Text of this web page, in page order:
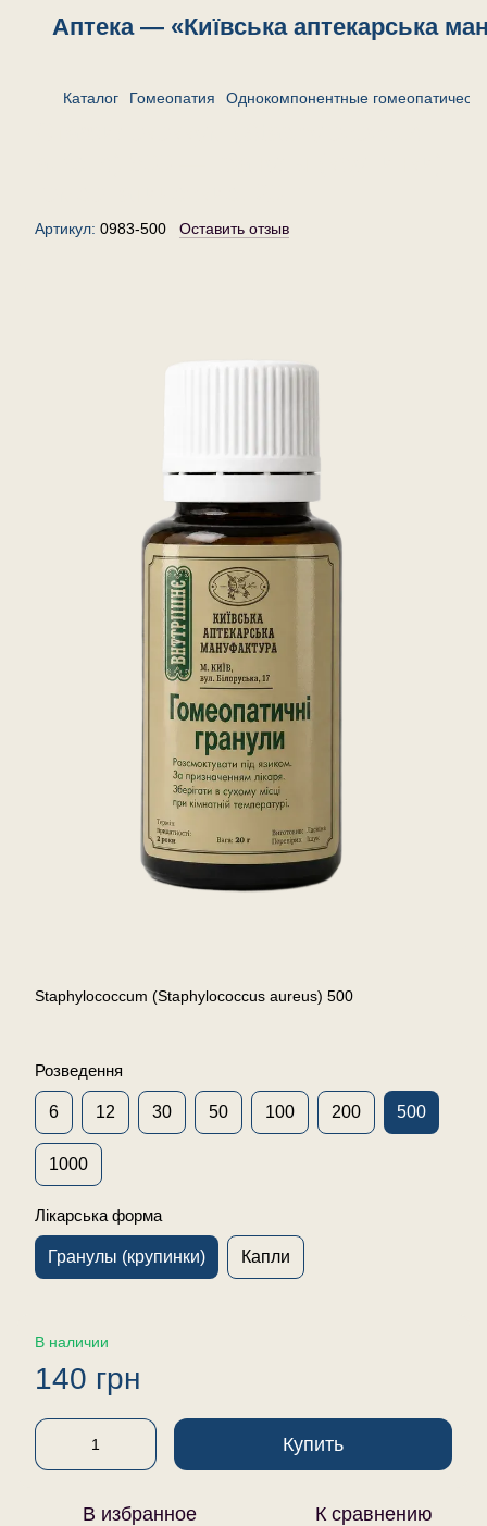
Аптека — «Київська аптекарська
Каталог Гомеопатия Однокомпонентные
Артикул: 0983-500 Оставить отзыв
Staphylococcum (Staphylococcus aureus) 500
Розведення
6 12 30 50 100 200 500
1000
Лікарська форма
Гранулы (крупинки) Капли
В наличии
140 грн
Купить
В избранное К сравнению